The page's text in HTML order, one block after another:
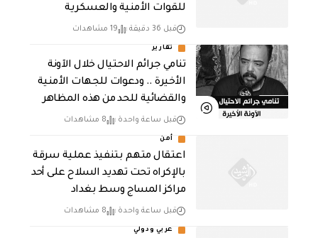
للقوات الأمنية والعسكرية
قبل 36 دقيقة 19 مشاهدات
تقارير
تنامي جرائم الاحتيال خلال الآونة
الأخيرة .. ودعوات للجهات الأمنية
والقضائية للحد من هذه المظاهر
قبل ساعة واحدة 8 مشاهدات
أمن
اعتقال متهم بتنفيذ عملية سرقة
بالإكراه تحت تهديد السلاح على أحد
مراكز المساج وسط بغداد
قبل ساعة واحدة 8 مشاهدات
عربي ودولي